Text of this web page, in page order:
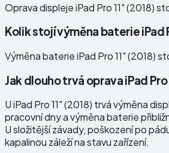
Oprava displeje iPad Pro 11" (2018)
Kolik stojí výměna baterie iPad
Výměna baterie iPad Pro 11" (2018)
Jak dlouho trvá oprava iPad Pro
U iPad Pro 11" (2018) trvá výměna
pracovní dny a výměna baterie
U složitější závady, poškození po
kapalinou záleží na stavu zařízení.